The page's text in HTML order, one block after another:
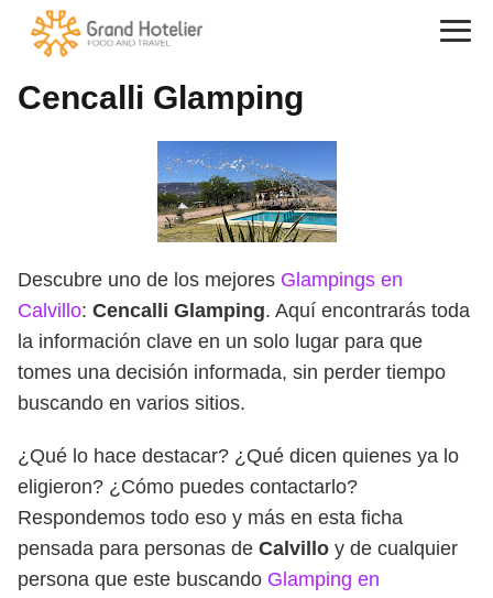
Cencalli Glamping
Descubre uno de los mejores Glampings en
Calvillo: Cencalli Glamping. Aquí encontrarás toda
la información clave en un solo lugar para que
tomes una decisión informada, sin perder tiempo
buscando en varios sitios.
¿Qué lo hace destacar? ¿Qué dicen quienes ya lo
eligieron? ¿Cómo puedes contactarlo?
Respondemos todo eso y más en esta ficha
pensada para personas de Calvillo y de cualquier
persona que este buscando Glamping en